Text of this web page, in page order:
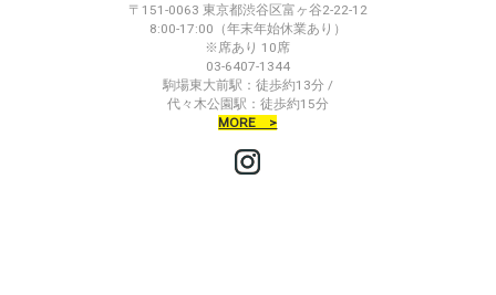
〒151-0063 東京都渋谷区富ヶ谷2-22-12
8:00-17:00（年末年始休業あり）
※席あり 10席
03-6407-1344
駒場東大前駅：徒歩約13分 /
代々木公園駅：徒歩約15分
MORE >